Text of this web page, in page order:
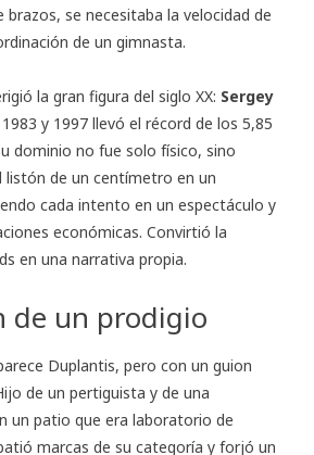
brazos, se necesitaba la velocidad de
de un gimnasta.
la gran figura del siglo XX: Sergey
y 1997 llevó el récord de los 5,85
dominio no fue solo físico, sino
listón de un centímetro en un
cada intento en un espectáculo y
económicas. Convirtió la
en una narrativa propia.
de un prodigio
Duplantis, pero con un guion
de un pertiguista y de una
un patio que era laboratorio de
marcas de su categoría y forjó un